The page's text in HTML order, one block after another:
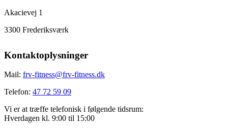
Akacievej 1
3300 Frederiksværk
Kontaktoplysninger
Mail: frv-fitness@frv-fitness.dk
Telefon: 47 72 59 09
Vi er at træffe telefonisk i følgende tidsrum:
Hverdagen kl. 9:00 til 15:00